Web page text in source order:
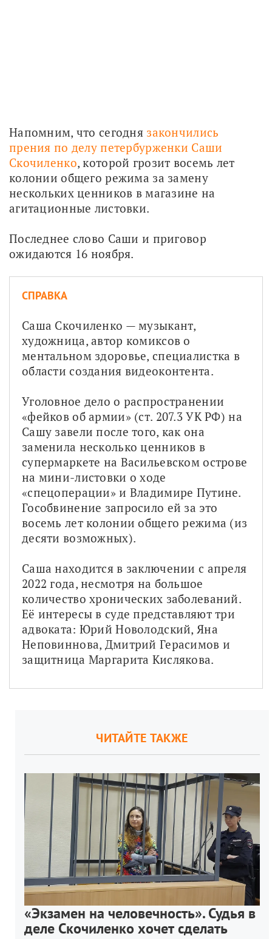
Напомним, что сегодня закончились
прения по делу петербурженки Саши
Скочиленко, которой грозит восемь лет
колонии общего режима за замену
нескольких ценников в магазине на
агитационные листовки.
Последнее слово Саши и приговор
ожидаются 16 ноября.
СПРАВКА
Саша Скочиленко — музыкант,
художница, автор комиксов о
ментальном здоровье, специалистка в
области создания видеоконтента.
Уголовное дело о распространении
«фейков об армии» (ст. 207.3 УК РФ) на
Сашу завели после того, как она
заменила несколько ценников в
супермаркете на Васильевском острове
на мини-листовки о ходе
«спецоперации» и Владимире Путине.
Гособвинение запросило ей за это
восемь лет колонии общего режима (из
десяти возможных).
Саша находится в заключении с апреля
2022 года, несмотря на большое
количество хронических заболеваний.
Её интересы в суде представляют три
адвоката: Юрий Новолодский, Яна
Неповиннова, Дмитрий Герасимов и
защитница Маргарита Кислякова.
ЧИТАЙТЕ ТАКЖЕ
«Экзамен на человечность». Судья в
деле Скочиленко хочет сделать